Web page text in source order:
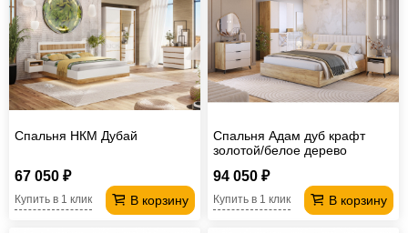
Спальня НКМ Дубай
67 050 ₽
В корзину
Купить в 1 клик
Спальня Адам дуб крафт
золотой/белое дерево
94 050 ₽
В корзину
Купить в 1 клик